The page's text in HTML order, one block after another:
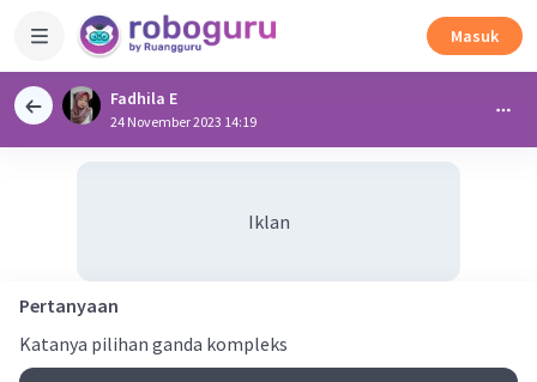
Masuk
Fadhila E
24 November 2023 14:19
Iklan
Pertanyaan
Katanya pilihan ganda kompleks